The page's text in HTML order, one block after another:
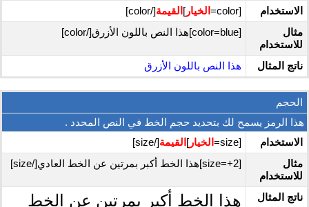
الاستخدام
[color= الخيار ] القيمة[/color]
مثال
للاستخدام
[color=blue]هذا النص باللون الأزرق[/color]
ناتج المثال هذا النص باللون الأزرق
الحجم
هذا الرمز يسمح لك بتحديد حجم الخط في النص المحدد .
الاستخدام
[size= الخيار ] القيمة[/size]
مثال
للاستخدام
[size=+2]هذا الخط أكبر بمرتين عن الخط العادي[/size]
ناتج المثال هذا الخط أكبر بمرتين عن الخط